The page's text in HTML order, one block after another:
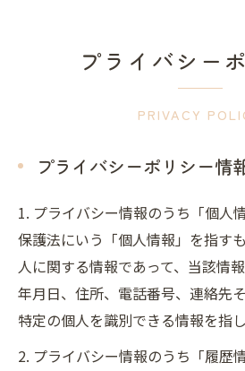
プライバシー
PRIVACY
プライバシーポリシー情
1. プライバシー情報のうち「個人
保護法にいう「個人情報」を指す
人に関する情報であって、当該情
年月日、住所、電話番号、連絡先
特定の個人を識別できる情報を指し
2. プライバシー情報のうち「履歴